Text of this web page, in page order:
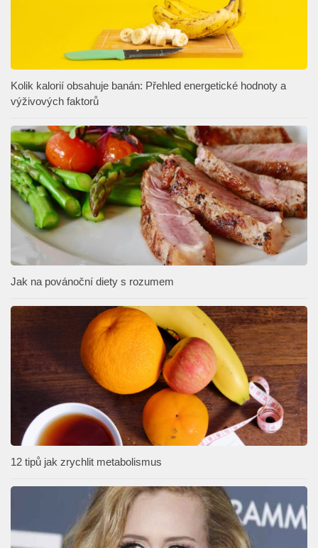
Kolik kalorií obsahuje banán: Přehled energetické hodnoty a
výživových faktorů
Jak na povánoční diety s rozumem
12 tipů jak zrychlit metabolismus